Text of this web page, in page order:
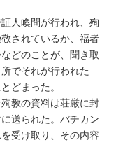
人喚問が行われ、殉
されているか、福者
どのことが、聞き取
でそれが行われた
どまった。
教の資料は荘厳に封
送られた。バチカン
受け取り、その内容